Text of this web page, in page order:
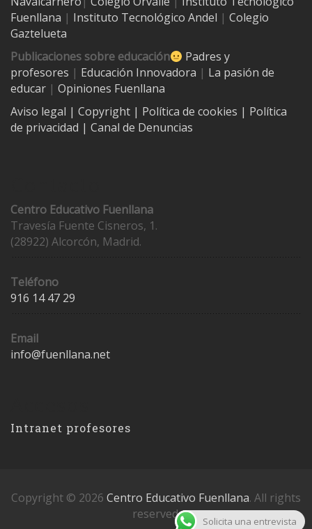
Fuenllana | Instituto Tecnológico Andel | Colegio
Gaztelueta
Publicaciones sobre educación
Padres y
profesores | Educación Innovadora | La pasión de
educar | Opiniones Fuenllana
Aviso legal | Copyright | Política de cookies | Política
de privacidad | Canal de Denuncias
Centro Educativo Fuenllana
Travesía Fuente Cisneros, 1.
(28922) Alcorcón, Madrid.
Teléfono
916 14 47 29
Email
info@fuenllana.net
Intranet profesores
Copyright © 2026 Centro Educativo Fuenllana. All rights
reserved.
Solicita una entrevista